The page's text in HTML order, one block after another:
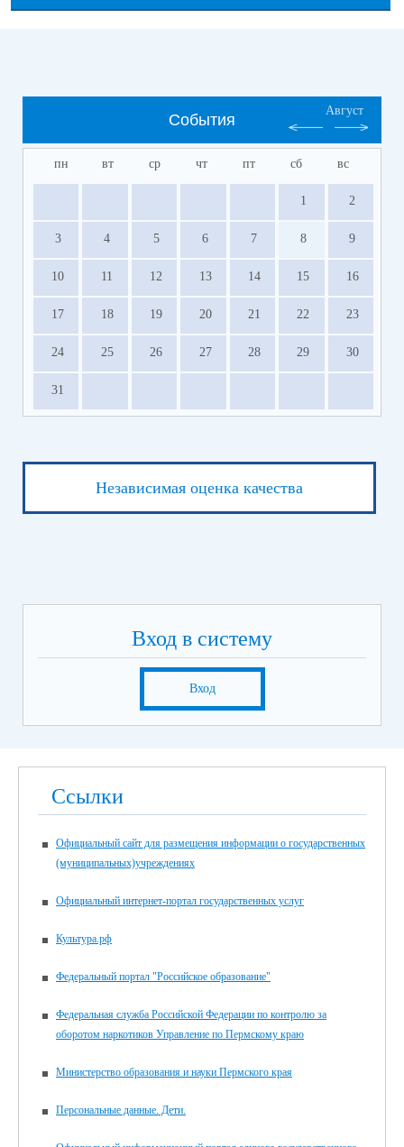
События
Август
пн вт ср чт пт сб вс
1 2
3 4 5 6 7 8 9
10 11 12 13 14 15 16
17 18 19 20 21 22 23
24 25 26 27 28 29 30
31
Независимая оценка качества
Вход в систему
Вход
Ссылки
Официальный сайт для размещения информации о государственных
(муниципальных)учреждениях
Официальный интернет-портал государственных услуг
Культура.рф
Федеральный портал "Российское образование"
Федеральная служба Российской Федерации по контролю за
оборотом наркотиков Управление по Пермскому краю
Министерство образования и науки Пермского края
Персональные данные. Дети.